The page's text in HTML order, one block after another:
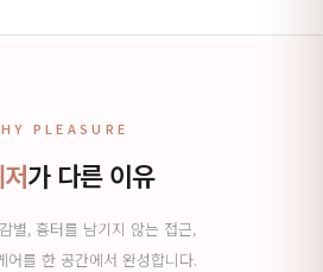
PLEASURE
가 다른 이유
별, 흉터를 남기지 않는 접근,
어를 한 공간에서 완성합니다.